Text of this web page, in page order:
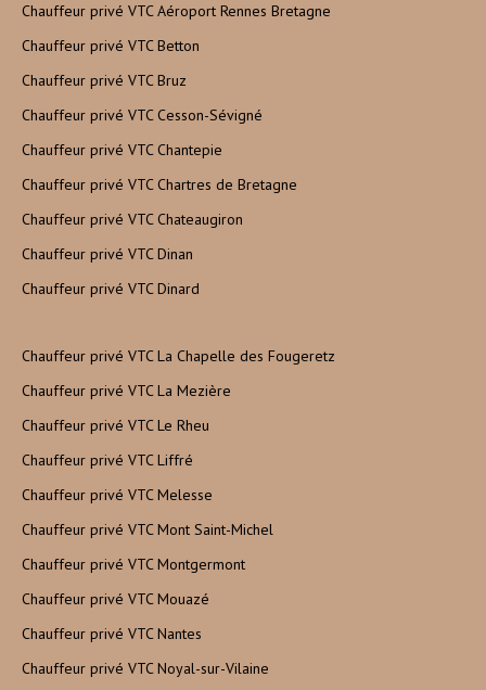
Chauffeur privé VTC Aéroport Rennes Bretagne
Chauffeur privé VTC Betton
Chauffeur privé VTC Bruz
Chauffeur privé VTC Cesson-Sévigné
Chauffeur privé VTC Chantepie
Chauffeur privé VTC Chartres de Bretagne
Chauffeur privé VTC Chateaugiron
Chauffeur privé VTC Dinan
Chauffeur privé VTC Dinard
Chauffeur privé VTC La Chapelle des Fougeretz
Chauffeur privé VTC La Mezière
Chauffeur privé VTC Le Rheu
Chauffeur privé VTC Liffré
Chauffeur privé VTC Melesse
Chauffeur privé VTC Mont Saint-Michel
Chauffeur privé VTC Montgermont
Chauffeur privé VTC Mouazé
Chauffeur privé VTC Nantes
Chauffeur privé VTC Noyal-sur-Vilaine